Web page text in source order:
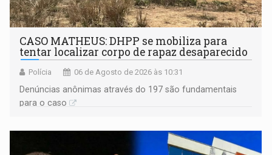
CASO MATHEUS: DHPP se mobiliza para
tentar localizar corpo de rapaz desaparecido
Polícia 06 de Agosto de 2026 às 10:31
Denúncias anônimas através do 197 são fundamentais
para o caso